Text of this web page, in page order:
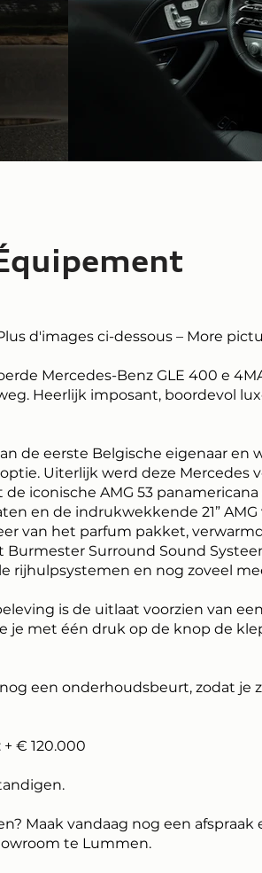
d'images ci-dessous – More
Mercedes-Benz GLE 400 e
Heerlijk imposant, boordevol
de eerste Belgische eigenaar en
Uiterlijk werd deze Mercedes
iconische AMG 53 panamericana
en de indrukwekkende 21” AMG
van het parfum pakket,
Surround Sound
rijhulpsystemen en nog zoveel
is de uitlaat voorzien van
je met één druk op de knop de
een onderhoudsbeurt, zodat je
€ 120.000
Maak vandaag nog een afspraak
te Lummen.